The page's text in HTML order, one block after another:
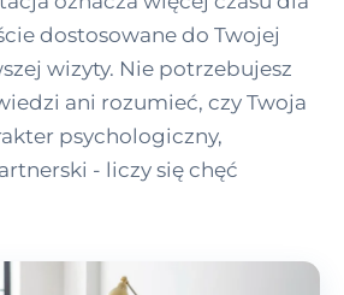
dostosowane do Twojej
wizyty. Nie potrzebujesz
ani rozumieć, czy Twoja
psychologiczny,
- liczy się chęć